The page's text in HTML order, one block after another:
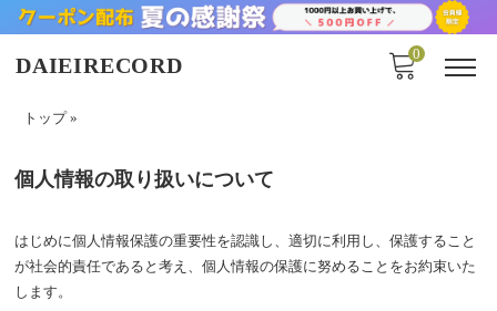
DAIEIRECORD 0
トップ»
個人情報の取り扱いについて
はじめに個人情報保護の重要性を認識し、適切に利用し、保護すること
が社会的責任であると考え、個人情報の保護に努めることをお約束いた
します。